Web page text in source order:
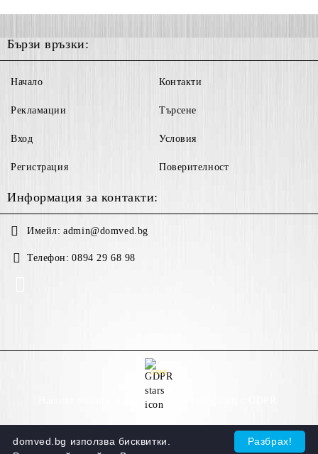
Бързи връзки:
Начало
Рекламации
Вход
Регистрация
Контакти
Търсене
Условия
Поверителност
Информация за контакти:
Имейл: admin@domved.bg
Телефон: 0894 29 68 98
GDPR
Нашият онлайн магазин е 100% съобразен с GDPR.
Разбрах!
domved.bg използва бисквитки.